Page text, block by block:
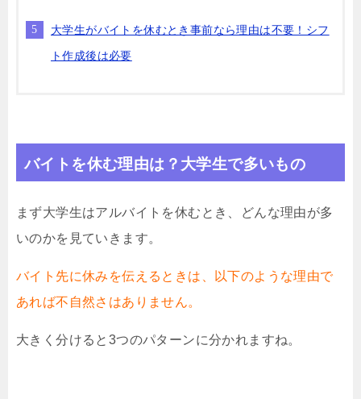
大学生がバイトを休むとき事前なら理由は不要！シフ
ト作成後は必要
バイトを休む理由は？大学生で多いもの
まず大学生はアルバイトを休むとき、どんな理由が多
いのかを見ていきます。
バイト先に休みを伝えるときは、以下のような理由で
あれば不自然さはありません。
大きく分けると3つのパターンに分かれますね。